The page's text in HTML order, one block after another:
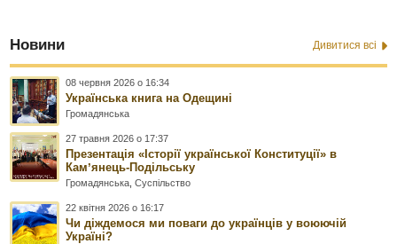
Новини Дивитися всі
08 червня 2026 о 16:34
Українська книга на Одещині
Громадянська
27 травня 2026 о 17:37
Презентація «Історії української Конституції» в
Камʼянець-Подільську
Громадянська ,Суспільство
22 квітня 2026 о 16:17
Чи діждемося ми поваги до українців у воюючій
Україні?